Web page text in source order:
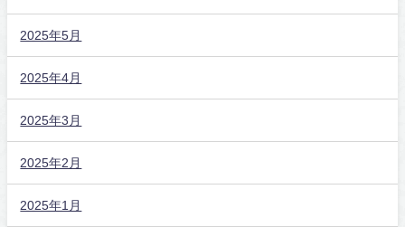
2025年5月
2025年4月
2025年3月
2025年2月
2025年1月